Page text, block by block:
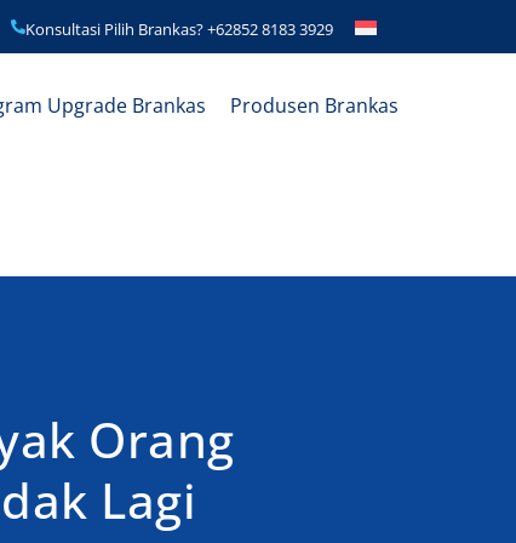
Konsultasi Pilih Brankas?+62852 8183 3929
Upgrade Brankas Produsen Brankas
Orang
Lagi